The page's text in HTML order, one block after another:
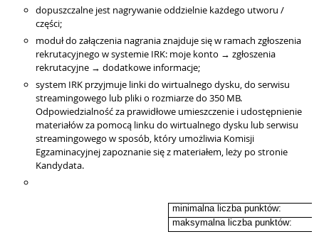
dopuszczalne jest nagrywanie oddzielnie każdego utworu /
części;
moduł do załączenia nagrania znajduje się w ramach zgłoszenia
rekrutacyjnego w systemie IRK: moje konto → zgłoszenia
rekrutacyjne → dodatkowe informacje;
system IRK przyjmuje linki do wirtualnego dysku, do serwisu
streamingowego lub pliki o rozmiarze do 350 MB.
Odpowiedzialność za prawidłowe umieszczenie i udostępnienie
materiałów za pomocą linku do wirtualnego dysku lub serwisu
streamingowego w sposób, który umożliwia Komisji
Egzaminacyjnej zapoznanie się z materiałem, leży po stronie
Kandydata.
minimalna liczba punktów:
maksymalna liczba punktów: